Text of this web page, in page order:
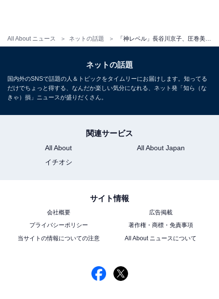
All About ニュース ネットの話題 「神レベル」長谷川京子、圧巻美脚あらわなブラックコーデ披露！ 「人形みたい」「スタイル良すぎ」
ネットの話題
国内外のSNSで話題の人＆トピックをタイムリーにお届けします。知ってる
だけでちょっと得する、なんだか楽しい気分になれる、ネット発「知ら（な
きゃ）損」ニュースが盛りだくさん。
関連サービス
All About
All About Japan
イチオシ
サイト情報
会社概要
広告掲載
プライバシーポリシー
著作権・商標・免責事項
当サイトの情報についての注意
All About ニュースについて